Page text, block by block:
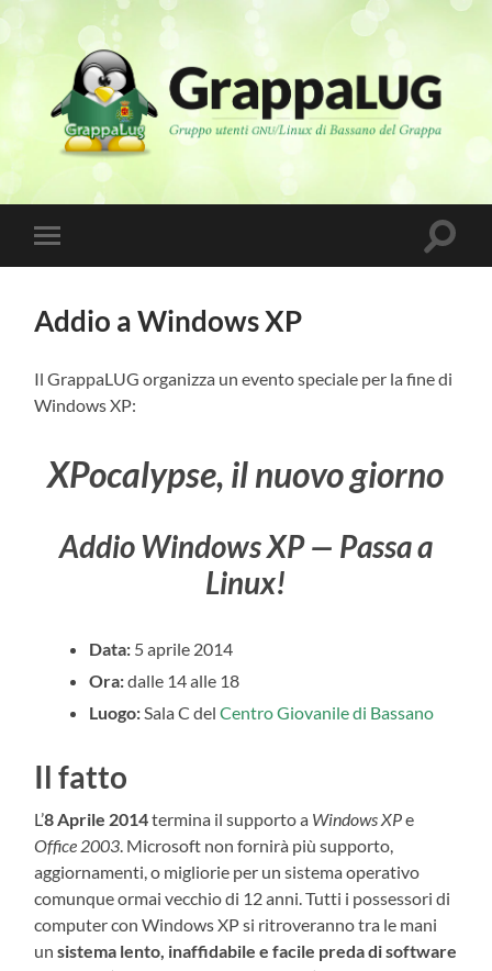
GrappaLUG
Attiva/disattiva
il
sui
dispositivi
Addio a Windows XP
Il GrappaLUG organizza un evento speciale per la fine di
Windows XP:
XPocalypse, il nuovo giorno
Addio Windows XP — Passa a
Linux!
Data: 5 aprile 2014
Ora:dalle 14 alle 18
Luogo: Sala C delCentro Giovanile di Bassano
Il fatto
L’8 Aprile 2014termina il supporto a Windows XPe
Office 2003 . Microsoft non fornirà più supporto,
aggiornamenti, o migliorie per un sistema operativo
comunque ormai vecchio di 12 anni. Tutti i possessori di
computer con Windows XP si ritroveranno tra le mani
unsistema lento, inaffidabile e facile preda di software